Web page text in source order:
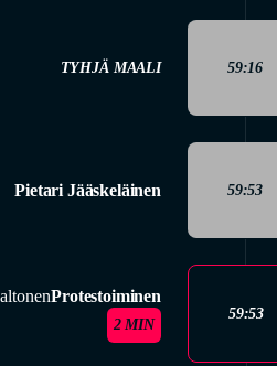
TYHJÄ MAALI 59:16
Pietari Jääskeläinen 59:53
Protestoiminen
2 MIN
59:53